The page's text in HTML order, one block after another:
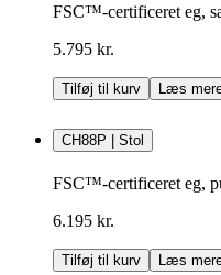
FSC™-certificeret eg,
5.795 kr.
Tilføj til kurv Læs
CH88P | Stol
FSC™-certificeret eg,
6.195 kr.
Tilføj til kurv Læs